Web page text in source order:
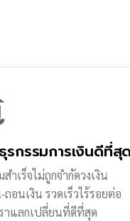
กรรมการเงินดีที่สุด
ำเร็จไม่ถูกจำกัดวงเงิน
ถอนเงิน รวดเร็วไร้รอยต่อ
าแลกเปลี่ยนที่ดีที่สุด